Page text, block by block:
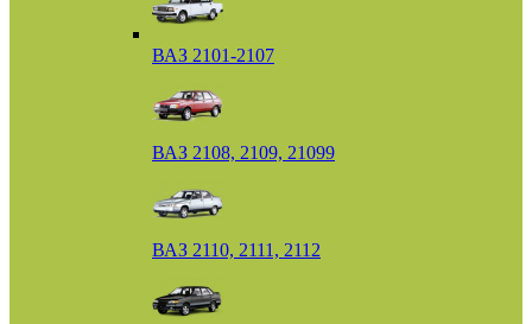
ВАЗ 2101-2107
ВАЗ 2108, 2109, 21099
ВАЗ 2110, 2111, 2112